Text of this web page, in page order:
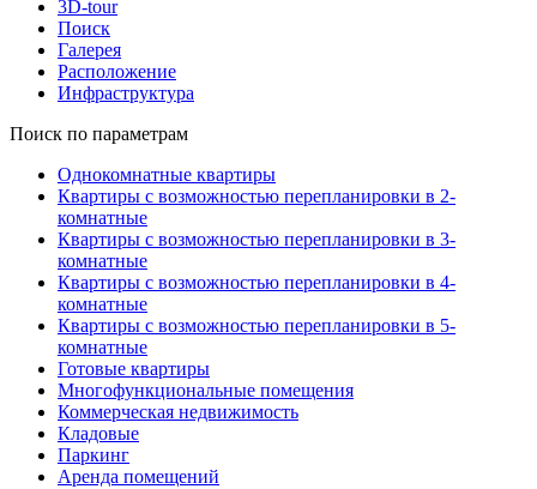
3D-tour
Поиск
Галерея
Расположение
Инфраструктура
Поиск по параметрам
Однокомнатные квартиры
Квартиры с возможностью перепланировки в 2-
комнатные
Квартиры с возможностью перепланировки в 3-
комнатные
Квартиры с возможностью перепланировки в 4-
комнатные
Квартиры с возможностью перепланировки в 5-
комнатные
Готовые квартиры
Многофункциональные помещения
Коммерческая недвижимость
Кладовые
Паркинг
Аренда помещений